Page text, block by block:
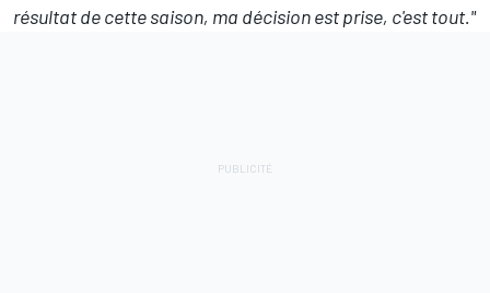
résultat de cette saison, ma décision est prise, c'est tout."